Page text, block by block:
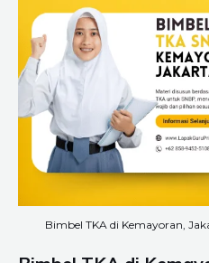
Bimbel TKA di Kemayoran,